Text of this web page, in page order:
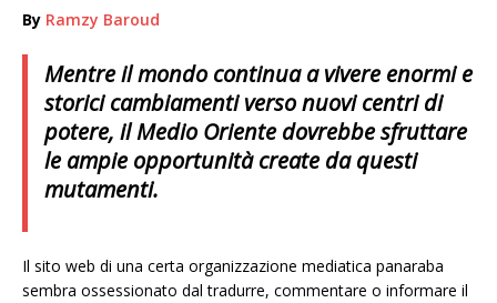
By Ramzy Baroud
Mentre il mondo continua a vivere enormi e
storici cambiamenti verso nuovi centri di
potere, il Medio Oriente dovrebbe sfruttare
le ampie opportunità create da questi
mutamenti.
Il sito web di una certa organizzazione mediatica panaraba
sembra ossessionato dal tradurre, commentare o informare il